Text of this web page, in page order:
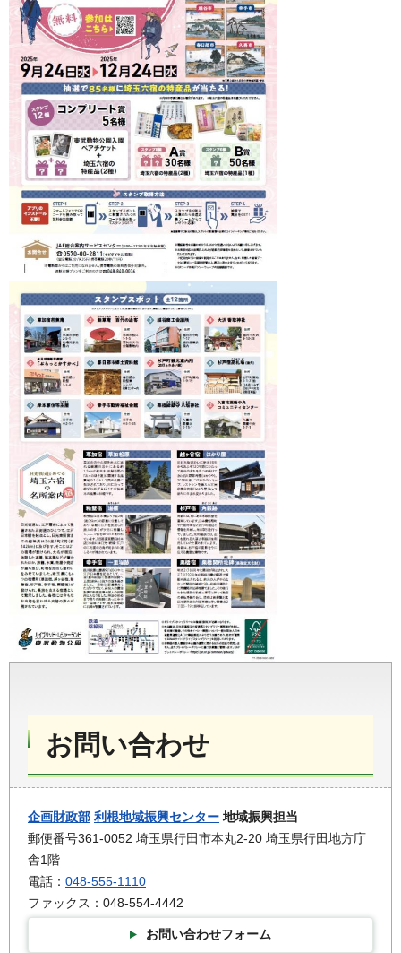
お問い合わせ
企画財政部 利根地域振興センター 地域振興担当
郵便番号361-0052 埼玉県行田市本丸2-20 埼玉県行田地方庁
舎1階
電話： 048-555-1110
ファックス：048-554-4442
お問い合わせフォーム